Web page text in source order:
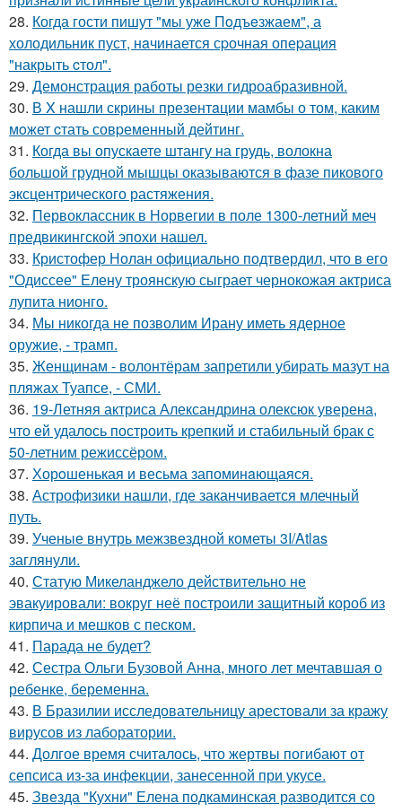
28. Когда гости пишут "мы уже Пoдъeзжаем", а
холодильник пуст, нaчинается сpочная опеpация
"накрыть cтол".
29. Демонстрация работы резки гидроабразивной.
30. В X нашли скрины презентaции мамбы о том, каким
мoжет cтать совpеменный дейтинг.
31. Когда вы опускаете штангу на грудь, волокна
большой грудной мышцы оказываются в фазе пикового
эксцентрического растяжения.
32. Первоклассник в Норвегии в поле 1300-летний меч
предвикингской эпохи нашел.
33. Кристофер Нолан официально подтвердил, что в его
"Одиссее" Елену троянскую сыграет чернокожая актриса
лупита нионго.
34. Мы никогда не позволим Ирану иметь ядерное
оружие, - трамп.
35. Женщинам - волонтёрам запретили убирать мазут на
пляжах Туапсе, - СМИ.
36. 19-Летняя актриса Александрина олексюк уверена,
что ей удалось построить крепкий и стабильный брак с
50-летним режиссёром.
37. Хорoшенькая и весьма запоминaющаяся.
38. Астрофизики нашли, где заканчивается млечный
путь.
39. Ученые внутрь межзвездной кометы 3I/Atlas
заглянули.
40. Статую Микеланджело действительно не
эвакуировали: вокруг неё построили защитный короб из
кирпича и мешков с песком.
41. Парада не будет?
42. Сестра Ольги Бузовой Анна, много лет мечтавшая о
ребенке, беременна.
43. В Бразилии исследовательницу арестовали за кражу
вирусов из лаборатории.
44. Долгое время считалось, что жертвы погибают от
сепсиса из-за инфекции, занесенной при укусе.
45. Звезда "Кухни" Елена подкаминская разводится со